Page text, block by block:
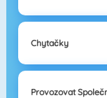
Chytačky
Provozovat